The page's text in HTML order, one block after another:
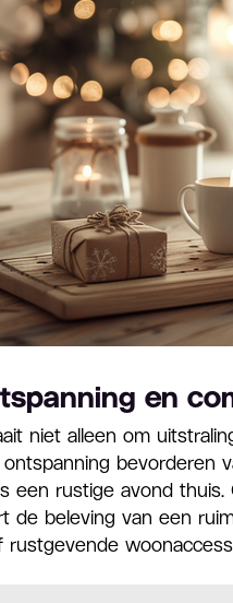
en
niet alleen om
bevorderen
een rustige avond
de beleving van een